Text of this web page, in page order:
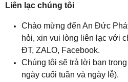
Liên lạc chúng tôi
Chào mừng đến An Đức
hỏi, xin vui lòng liên lạc với
ĐT, ZALO, Facebook.
Chúng tôi sẽ trả lời bạn
ngày cuối tuần và ngày lễ).